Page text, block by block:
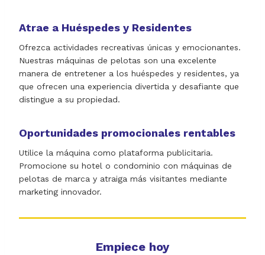
Atrae a Huéspedes y Residentes
Ofrezca actividades recreativas únicas y emocionantes.
Nuestras máquinas de pelotas son una excelente
manera de entretener a los huéspedes y residentes, ya
que ofrecen una experiencia divertida y desafiante que
distingue a su propiedad.
Oportunidades promocionales rentables
Utilice la máquina como plataforma publicitaria.
Promocione su hotel o condominio con máquinas de
pelotas de marca y atraiga más visitantes mediante
marketing innovador.
Empiece hoy